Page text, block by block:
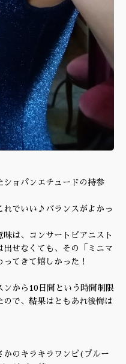
ショパンエチュードの持参
れでいい♪バランスがよかっ
は、コンサートピアニスト
出せなくても、その「ミニマ
てきて嬉しかった！
から10日間という時間制限
ので、結果はともあれ後悔は
かのキラキラワンピ(ブルー